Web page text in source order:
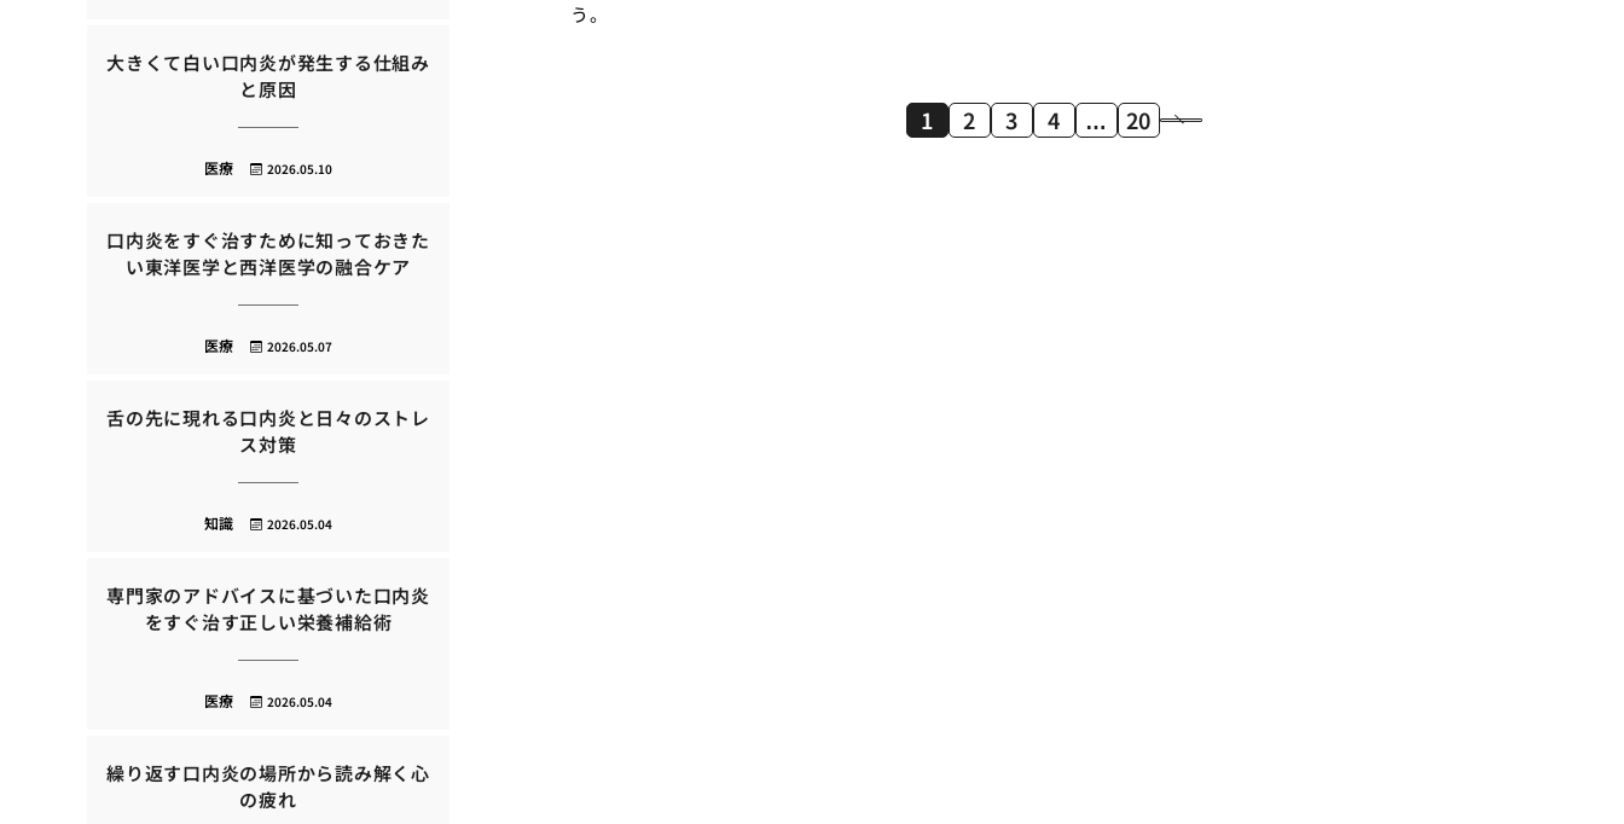
う。
1 2 3 4 … 20
大きくて白い口内炎が発生する仕組み
と原因
2026.05.10
医療
口内炎をすぐ治すために知っておきた
い東洋医学と西洋医学の融合ケア
2026.05.07
医療
舌の先に現れる口内炎と日々のストレ
ス対策
2026.05.04
知識
専門家のアドバイスに基づいた口内炎
をすぐ治す正しい栄養補給術
2026.05.04
医療
繰り返す口内炎の場所から読み解く心
の疲れ